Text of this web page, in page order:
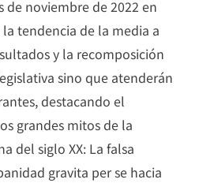
de noviembre de 2022 en
tendencia de la media a
y la recomposición
sino que atenderán
destacando el
grandes mitos de la
del siglo XX: La falsa
gravita per se hacia